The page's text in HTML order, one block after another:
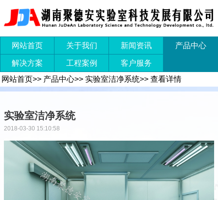
网站首页 关于我们 新闻资讯 产品中心
解决方案 工程案例
客户服务
网站首页>> 产品中心>> 实验室洁净系统>> 查看详情
实验室洁净系统
2018-03-30 15:10:58